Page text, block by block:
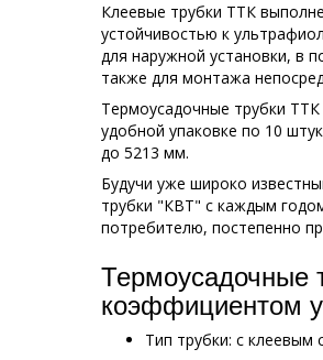
Клеевые трубки ТТК
устойчивостью к
для наружной установки, в
также для монтажа
Термоусадочные трубки
удобной упаковке по 10
до 5213 мм.
Будучи уже широко
трубки "КВТ" с каждым
потребителю, постепенно
Термоусадочные
коэффициентом
Тип трубки: с клеевым